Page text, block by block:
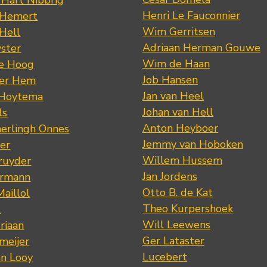
Hoog
Hem
Onnes
Looy
Henri Le Fauconnier
Wim Gerritsen
Adriaan Herman Gouwe
Wim de Haan
Job Hansen
Jan van Heel
Johan van Hell
Anton Heyboer
Jemmy van Hoboken
Willem Hussem
Jan Jordens
Otto B. de Kat
Theo Kurpershoek
Will Leewens
Ger Lataster
Lucebert